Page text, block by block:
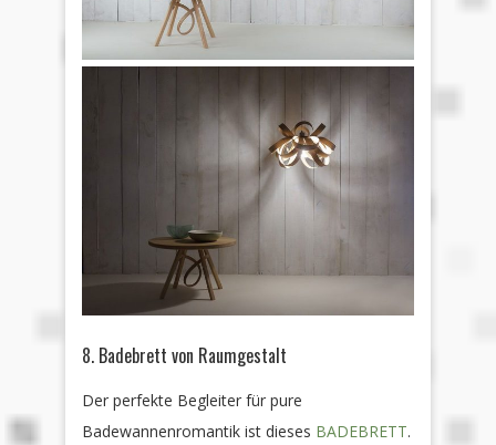
8. Badebrett von Raumgestalt
Der perfekte Begleiter für pure
Badewannenromantik ist dieses BADEBRETT.